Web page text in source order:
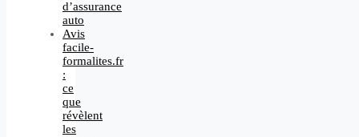
d’assurance
auto
Avis
facile-
formalites.fr
:
ce
que
révèlent
les